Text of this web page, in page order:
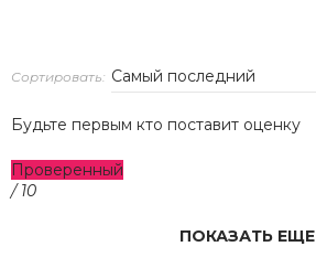
Сортировать:
Будьте первым кто поставит оценку
Проверенный
/ 10
ПОКАЗАТЬ ЕЩЕ